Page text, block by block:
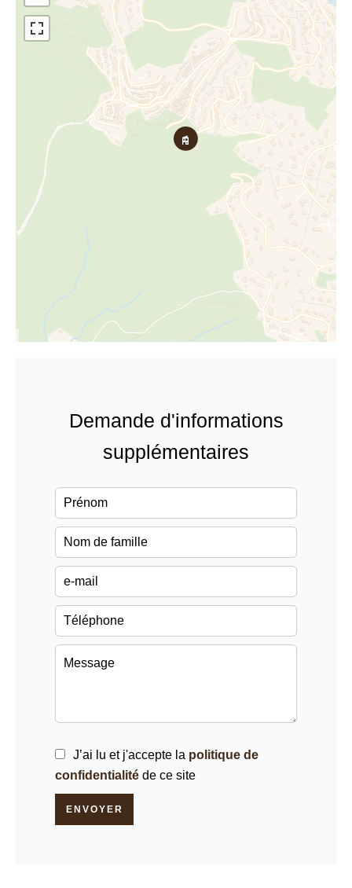
Demande d'informations
supplémentaires
J’ai lu et j'accepte la politique de
confidentialité de ce site
ENVOYER